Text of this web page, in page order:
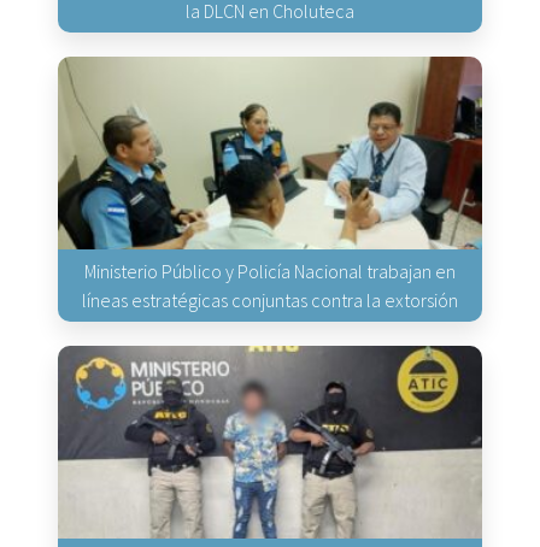
la DLCN en Choluteca
Ministerio Público y Policía Nacional trabajan en
líneas estratégicas conjuntas contra la extorsión